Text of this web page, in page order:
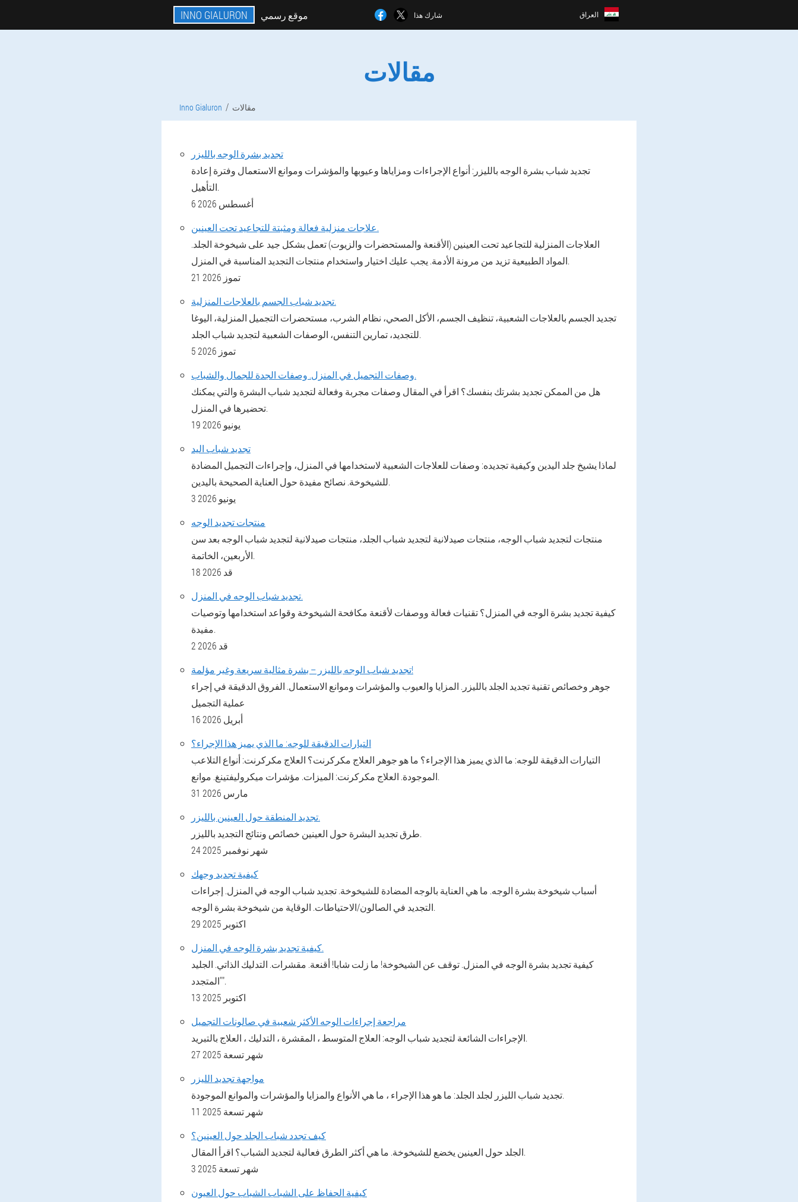
INNO GIALURON موقع رسمي شارك هذا العراق
مقالات
Inno Gialuron مقالات
تجديد بشرة الوجه بالليزر
تجديد شباب بشرة الوجه بالليزر: أنواع الإجراءات ومزاياها وعيوبها والمؤشرات وموانع الاستعمال وفترة إعادة
التأهيل.
6 أغسطس 2026
علاجات منزلية فعالة ومثبتة للتجاعيد تحت العينين.
العلاجات المنزلية للتجاعيد تحت العينين (الأقنعة والمستحضرات والزيوت) تعمل بشكل جيد على شيخوخة الجلد.
المواد الطبيعية تزيد من مرونة الأدمة. يجب عليك اختيار واستخدام منتجات التجديد المناسبة في المنزل.
21 تموز 2026
تجديد شباب الجسم بالعلاجات المنزلية.
تجديد الجسم بالعلاجات الشعبية، تنظيف الجسم، الأكل الصحي، نظام الشرب، مستحضرات التجميل المنزلية، اليوغا
للتجديد، تمارين التنفس، الوصفات الشعبية لتجديد شباب الجلد.
5 تموز 2026
وصفات التجميل في المنزل. وصفات الجدة للجمال والشباب.
هل من الممكن تجديد بشرتك بنفسك؟ اقرأ في المقال وصفات مجربة وفعالة لتجديد شباب البشرة والتي يمكنك
تحضيرها في المنزل.
19 يونيو 2026
تجديد شباب اليد
لماذا يشيخ جلد اليدين وكيفية تجديده: وصفات للعلاجات الشعبية لاستخدامها في المنزل، وإجراءات التجميل المضادة
للشيخوخة. نصائح مفيدة حول العناية الصحيحة باليدين.
3 يونيو 2026
منتجات تجديد الوجه
منتجات لتجديد شباب الوجه، منتجات صيدلانية لتجديد شباب الجلد، منتجات صيدلانية لتجديد شباب الوجه بعد سن
الأربعين، الخاتمة.
18 قد 2026
تجديد شباب الوجه في المنزل.
كيفية تجديد بشرة الوجه في المنزل؟ تقنيات فعالة ووصفات لأقنعة مكافحة الشيخوخة وقواعد استخدامها وتوصيات
مفيدة.
2 قد 2026
تجديد شباب الوجه بالليزر – بشرة مثالية سريعة وغير مؤلمة!
جوهر وخصائص تقنية تجديد الجلد بالليزر. المزايا والعيوب والمؤشرات وموانع الاستعمال. الفروق الدقيقة في إجراء
عملية التجميل
16 أبريل 2026
التيارات الدقيقة للوجه: ما الذي يميز هذا الإجراء؟
التيارات الدقيقة للوجه: ما الذي يميز هذا الإجراء؟ ما هو جوهر العلاج مكركرنت؟ العلاج مكركرنت: أنواع التلاعب
الموجودة. العلاج مكركرنت: الميزات. مؤشرات ميكروليفتينغ. موانع.
31 مارس 2026
تجديد المنطقة حول العينين بالليزر.
طرق تجديد البشرة حول العينين خصائص ونتائج التجديد بالليزر.
24 شهر نوفمبر 2025
كيفية تجديد وجهك
أسباب شيخوخة بشرة الوجه. ما هي العناية بالوجه المضادة للشيخوخة. تجديد شباب الوجه في المنزل. إجراءات
التجديد في الصالون/الاحتياطات. الوقاية من شيخوخة بشرة الوجه.
29 اكتوبر 2025
كيفية تجديد بشرة الوجه في المنزل.
كيفية تجديد بشرة الوجه في المنزل. توقف عن الشيخوخة! ما زلت شابا! أقنعة. مقشرات. التدليك الذاتي. الجليد
"المتجدد".
13 اكتوبر 2025
مراجعة إجراءات الوجه الأكثر شعبية في صالونات التجميل
الإجراءات الشائعة لتجديد شباب الوجه: العلاج المتوسط ​​، المقشرة ، التدليك ، العلاج بالتبريد.
27 شهر تسعة 2025
مواجهة تجديد الليزر
تجديد شباب الليزر لجلد الجلد: ما هو هذا الإجراء ، ما هي الأنواع والمزايا والمؤشرات والموانع الموجودة.
11 شهر تسعة 2025
كيف تجدد شباب الجلد حول العينين؟
الجلد حول العينين يخضع للشيخوخة. ما هي أكثر الطرق فعالية لتجديد الشباب؟ اقرأ المقال.
3 شهر تسعة 2025
كيفية الحفاظ على الشباب الشباب حول العيون